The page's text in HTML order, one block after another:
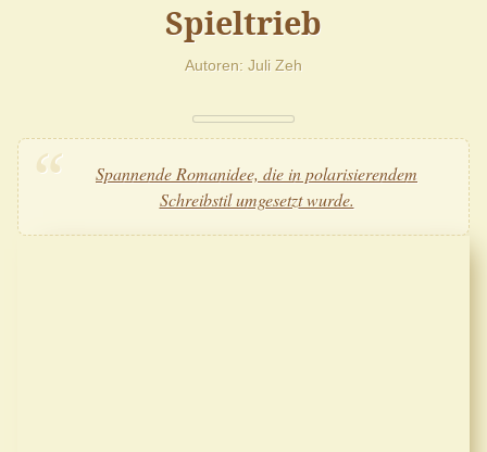
Spieltrieb
Autoren Juli Zeh
Spannende Romanidee, die in polarisierendem
Schreibstil umgesetzt wurde.